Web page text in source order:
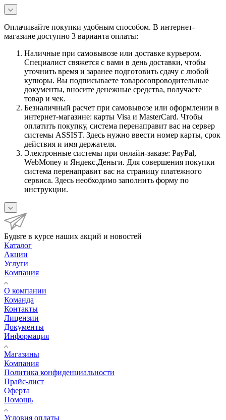
Оплачивайте покупки удобным способом. В интернет-
магазине доступно 3 варианта оплаты:
Наличные при самовывозе или доставке курьером.
Специалист свяжется с вами в день доставки, чтобы
уточнить время и заранее подготовить сдачу с любой
купюры. Вы подписываете товаросопроводительные
документы, вносите денежные средства, получаете
товар и чек.
Безналичный расчет при самовывозе или оформлении в
интернет-магазине: карты Visa и MasterCard. Чтобы
оплатить покупку, система перенаправит вас на сервер
системы ASSIST. Здесь нужно ввести номер карты, срок
действия и имя держателя.
Электронные системы при онлайн-заказе: PayPal,
WebMoney и Яндекс.Деньги. Для совершения покупки
система перенаправит вас на страницу платежного
сервиса. Здесь необходимо заполнить форму по
инструкции.
Будьте в курсе наших акций и новостей
Каталог
Акции
Услуги
Компания
О компании
Команда
Контакты
Лицензии
Документы
Информация
Магазины
Компания
Политика конфиденциальности
Прайс-лист
Оферта
Помощь
Условия оплаты